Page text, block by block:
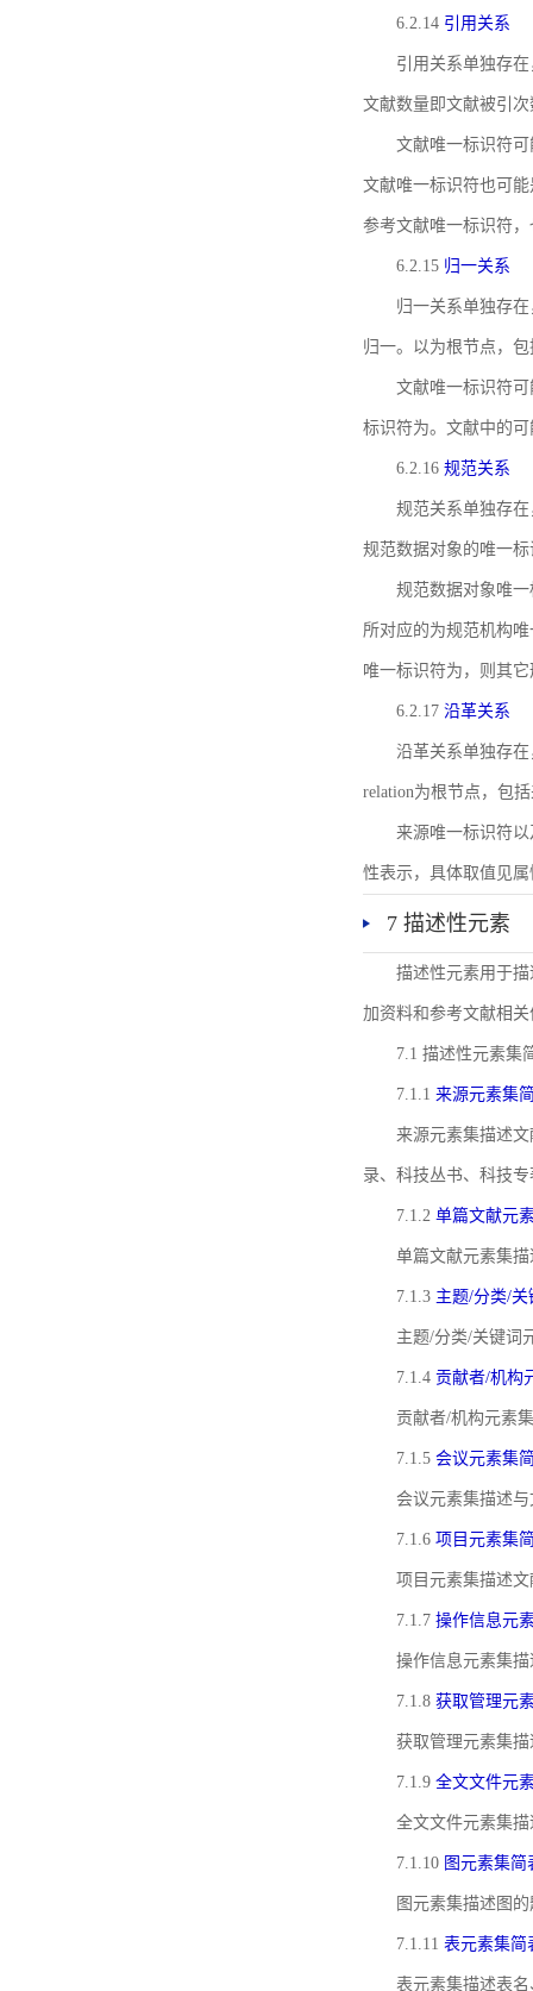
6.2.14 引用关系
引用关系单独存
文献数量即文献被引
文献唯一标识符
文献唯一标识符也可
参考文献唯一标识符
6.2.15 归一关系
归一关系单独存
归一。以为根节点，
文献唯一标识符
标识符为。文献中的
6.2.16 规范关系
规范关系单独存
规范数据对象的唯一
规范数据对象唯一
所对应的为规范机构
唯一标识符为，则其
6.2.17 沿革关系
沿革关系单独存
relation为根节点，包
来源唯一标识符以
性表示，具体取值见属
7 描述性元素
描述性元素用于
加资料和参考文献相
7.1 描述性元素集
7.1.1 来源元素集
来源元素集描述
录、科技丛书、科技
7.1.2 单篇文献元
单篇文献元素集
7.1.3 主题/分类/
主题/分类/关键词
7.1.4 贡献者/机构
贡献者/机构元素
7.1.5 会议元素集
会议元素集描述
7.1.6 项目元素集
项目元素集描述
7.1.7 操作信息元
操作信息元素集
7.1.8 获取管理元
获取管理元素集
7.1.9 全文文件元
全文文件元素集
7.1.10 图元素集简
图元素集描述图
7.1.11 表元素集简
表元素集描述表